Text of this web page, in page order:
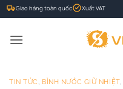
Bỏ
qua
nội
Giao hàng toàn quốc Xuất VAT
TIN TỨC , BÌNH NƯỚC GIỮ NHIỆT,